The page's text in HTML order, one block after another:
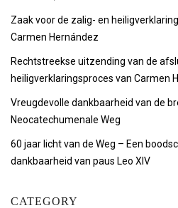
Zaak voor de zalig- en
Carmen Hernández
Rechtstreekse uitzending van de
heiligverklaringsproces van Carmen
Vreugdevolle dankbaarheid van de
Neocatechumenale Weg
60 jaar licht van de Weg – Een
dankbaarheid van paus Leo XIV
CATEGORY